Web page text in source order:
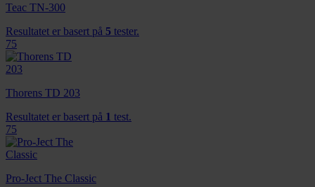
Teac TN-300
Resultatet er basert på 5 tester.
75
Thorens TD 203
Resultatet er basert på 1 test.
75
Pro-Ject The Classic